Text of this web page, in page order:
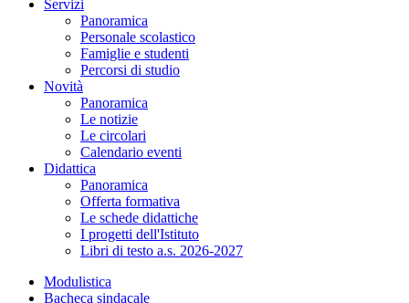
Servizi
Panoramica
Personale scolastico
Famiglie e studenti
Percorsi di studio
Novità
Panoramica
Le notizie
Le circolari
Calendario eventi
Didattica
Panoramica
Offerta formativa
Le schede didattiche
I progetti dell'Istituto
Libri di testo a.s. 2026-2027
Modulistica
Bacheca sindacale